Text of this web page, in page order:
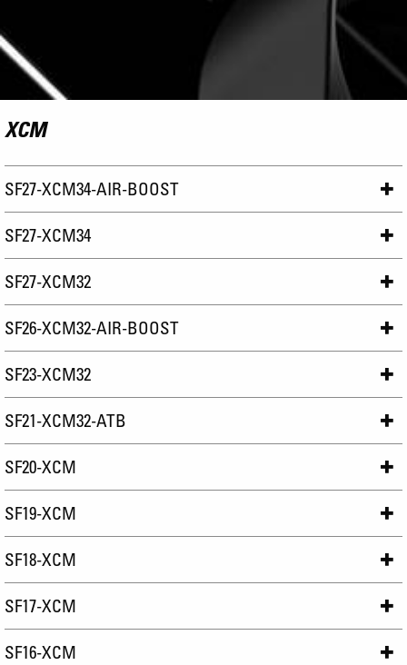
XCM
SF27-XCM34-AIR-BOOST
SF27-XCM34
SF27-XCM32
SF26-XCM32-AIR-BOOST
SF23-XCM32
SF21-XCM32-ATB
SF20-XCM
SF19-XCM
SF18-XCM
SF17-XCM
SF16-XCM